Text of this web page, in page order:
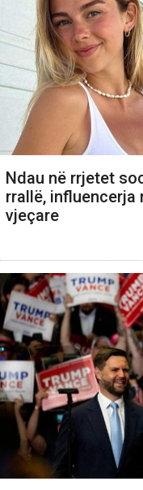
Ndau në rrjetet
rrallë, influencerja
vjeçare